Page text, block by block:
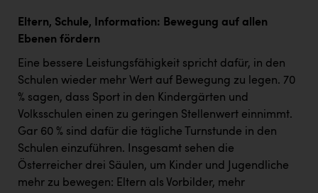
Eltern, Schule, Information: Bewegung auf allen
Ebenen fördern
Eine bessere Leistungsfähigkeit spricht dafür, in den
Schulen wieder mehr Wert auf Bewegung zu legen. 70
% sagen, dass Sport in den Kindergärten und
Volksschulen einen zu geringen Stellenwert einnimmt.
Gar 60 % sind dafür die tägliche Turnstunde in den
Schulen einzuführen. Insgesamt sehen die
Österreicher drei Säulen, um Kinder und Jugendliche
mehr zu bewegen: Eltern als Vorbilder, mehr